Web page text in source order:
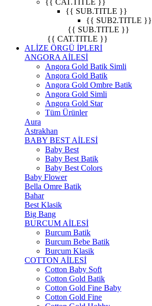
{{ CAT.TITLE }}
{{ SUB.TITLE }}
{{ SUB2.TITLE }}
{{ SUB.TITLE }}
{{ CAT.TITLE }}
ALİZE ÖRGÜ İPLERİ
ANGORA AİLESİ
Angora Gold Batik Simli
Angora Gold Batik
Angora Gold Ombre Batik
Angora Gold Simli
Angora Gold Star
Tüm Ürünler
Aura
Astrakhan
BABY BEST AİLESİ
Baby Best
Baby Best Batik
Baby Best Colors
Baby Flower
Bella Omre Batik
Bahar
Best Klasik
Big Bang
BURCUM AİLESİ
Burcum Batik
Burcum Bebe Batik
Burcum Klasik
COTTON AİLESİ
Cotton Baby Soft
Cotton Gold Batik
Cotton Gold Fine Baby
Cotton Gold Fine